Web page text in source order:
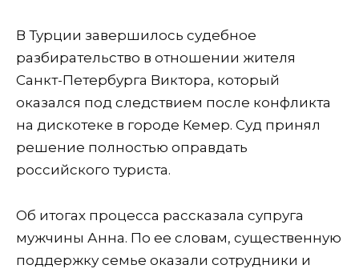
В Турции завершилось судебное
разбирательство в отношении жителя
Санкт-Петербурга Виктора, который
оказался под следствием после конфликта
на дискотеке в городе Кемер. Суд принял
решение полностью оправдать
российского туриста.
Об итогах процесса рассказала супруга
мужчины Анна. По ее словам, существенную
поддержку семье оказали сотрудники и